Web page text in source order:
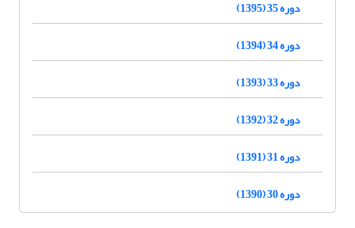
دوره 35 (1395)
دوره 34 (1394)
دوره 33 (1393)
دوره 32 (1392)
دوره 31 (1391)
دوره 30 (1390)